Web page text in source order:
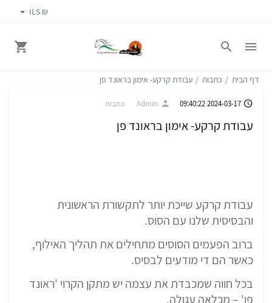
₪ ILS
דף הבית כתבות עבודת קרקע- אימון בראונד פן
2024-03-17 09:40:22
Admin כתבות
עבודת קרקע- אימון בראונד פן
עבודת קרקע שייכת יותר לתקשורת הראשונית
והבסיסית שלנו עם הסוס.
ברוב הפעמים הסוסים מתחילים את תהליך האילוף,
כאשר הם די מודעים לבסיס.
בכל חווה שמכבדת את עצמה יש מתקן הקרוי 'ראונד
פן' – מכלאה עגולה.